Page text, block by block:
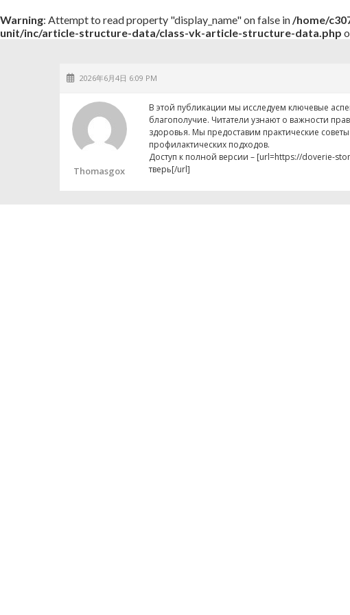
Warning: Attempt to read property "display_name" on false in/home/
unit/inc/article-structure-data/class-vk-article-structure-data.php
2026年6月4日 6:09 PM
Thomasgox
В этой публикации мы исследуем ключевые
благополучие. Читатели узнают о важности
здоровья. Мы предоставим практические
профилактических подходов.
Доступ к полной версии – [url=https://doverie-
тверь[/url]